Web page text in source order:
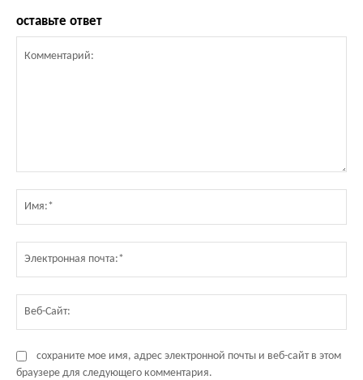
оставьте ответ
сохраните мое имя, адрес электронной почты и веб-сайт в этом
браузере для следующего комментария.